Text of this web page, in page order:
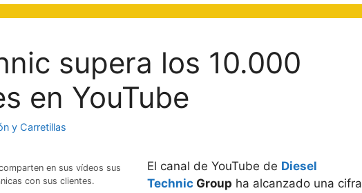
supera los 10.000
en YouTube
y Carretillas
en sus vídeos sus
con sus clientes.
El canal de YouTube de Diesel
TechnicGroup ha alcanzado una cifra